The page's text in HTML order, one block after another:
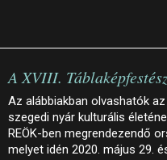
A XVIII.
Az alábbiakban olvashatók
szegedi nyár kulturális
REÖK-ben megrendezendő
melyet idén 2020. május 29.